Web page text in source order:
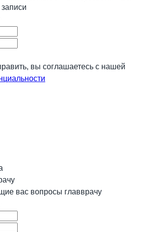
вы соглашаетесь с нашей
вас вопросы главврачу